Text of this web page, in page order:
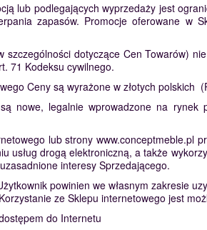
lub podlegających wyprzedaży jest
zapasów. Promocje oferowane
szczególności dotyczące Cen Towarów)
71 Kodeksu cywilnego.
Ceny są wyrażone w złotych polskich
nowe, legalnie wprowadzone na
lub strony www.conceptmeble.pl
usług drogą elektroniczną, a także
interesy Sprzedającego.
powinien we własnym zakresie
ze Sklepu internetowego jest
do Internetu